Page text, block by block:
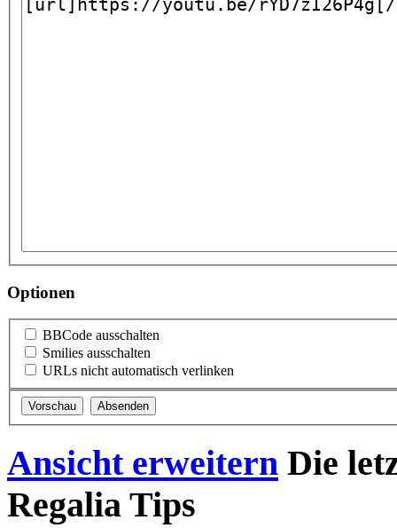
Optionen
BBCode ausschalten
Smilies ausschalten
URLs nicht automatisch verlinken
Ansicht erweitern Die
Regalia Tips